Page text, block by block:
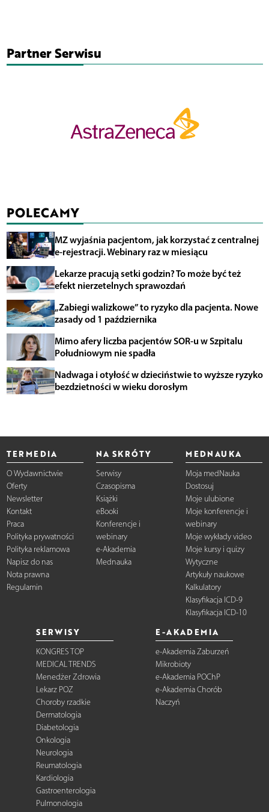
Partner Serwisu
POLECAMY
MZ wyjaśnia pacjentom, jak korzystać z centralnej
e-rejestracji. Webinary raz w miesiącu
Lekarze pracują setki godzin? To może być też
efekt nierzetelnych sprawozdań
„Zabiegi walizkowe” to ryzyko dla pacjenta. Nowe
zasady od 1 października
Mimo afery liczba pacjentów SOR-u w Szpitalu
Południowym nie spadła
Nadwaga i otyłość w dzieciństwie to wyższe ryzyko
bezdzietności w wieku dorosłym
TERMEDIA
O Wydawnictwie
Oferty
Newsletter
Kontakt
Praca
Polityka prywatności
Polityka reklamowa
Napisz do nas
Nota prawna
Regulamin
NA SKRÓTY
Serwisy
Czasopisma
Książki
eBooki
Konferencje i
webinary
e-Akademia
Mednauka
MEDNAUKA
Moja medNauka
Dostosuj
Moje ulubione
Moje konferencje i
webinary
Moje wykłady video
Moje kursy i quizy
Wytyczne
Artykuły naukowe
Kalkulatory
Klasyfikacja ICD-9
Klasyfikacja ICD-10
SERWISY
KONGRES TOP
MEDICAL TRENDS
Menedżer Zdrowia
Lekarz POZ
Choroby rzadkie
Dermatologia
Diabetologia
Onkologia
Neurologia
Reumatologia
Kardiologia
Gastroenterologia
Pulmonologia
E-AKADEMIA
e-Akademia Zaburzeń
Mikrobioty
e-Akademia POChP
e-Akademia Chorób
Naczyń